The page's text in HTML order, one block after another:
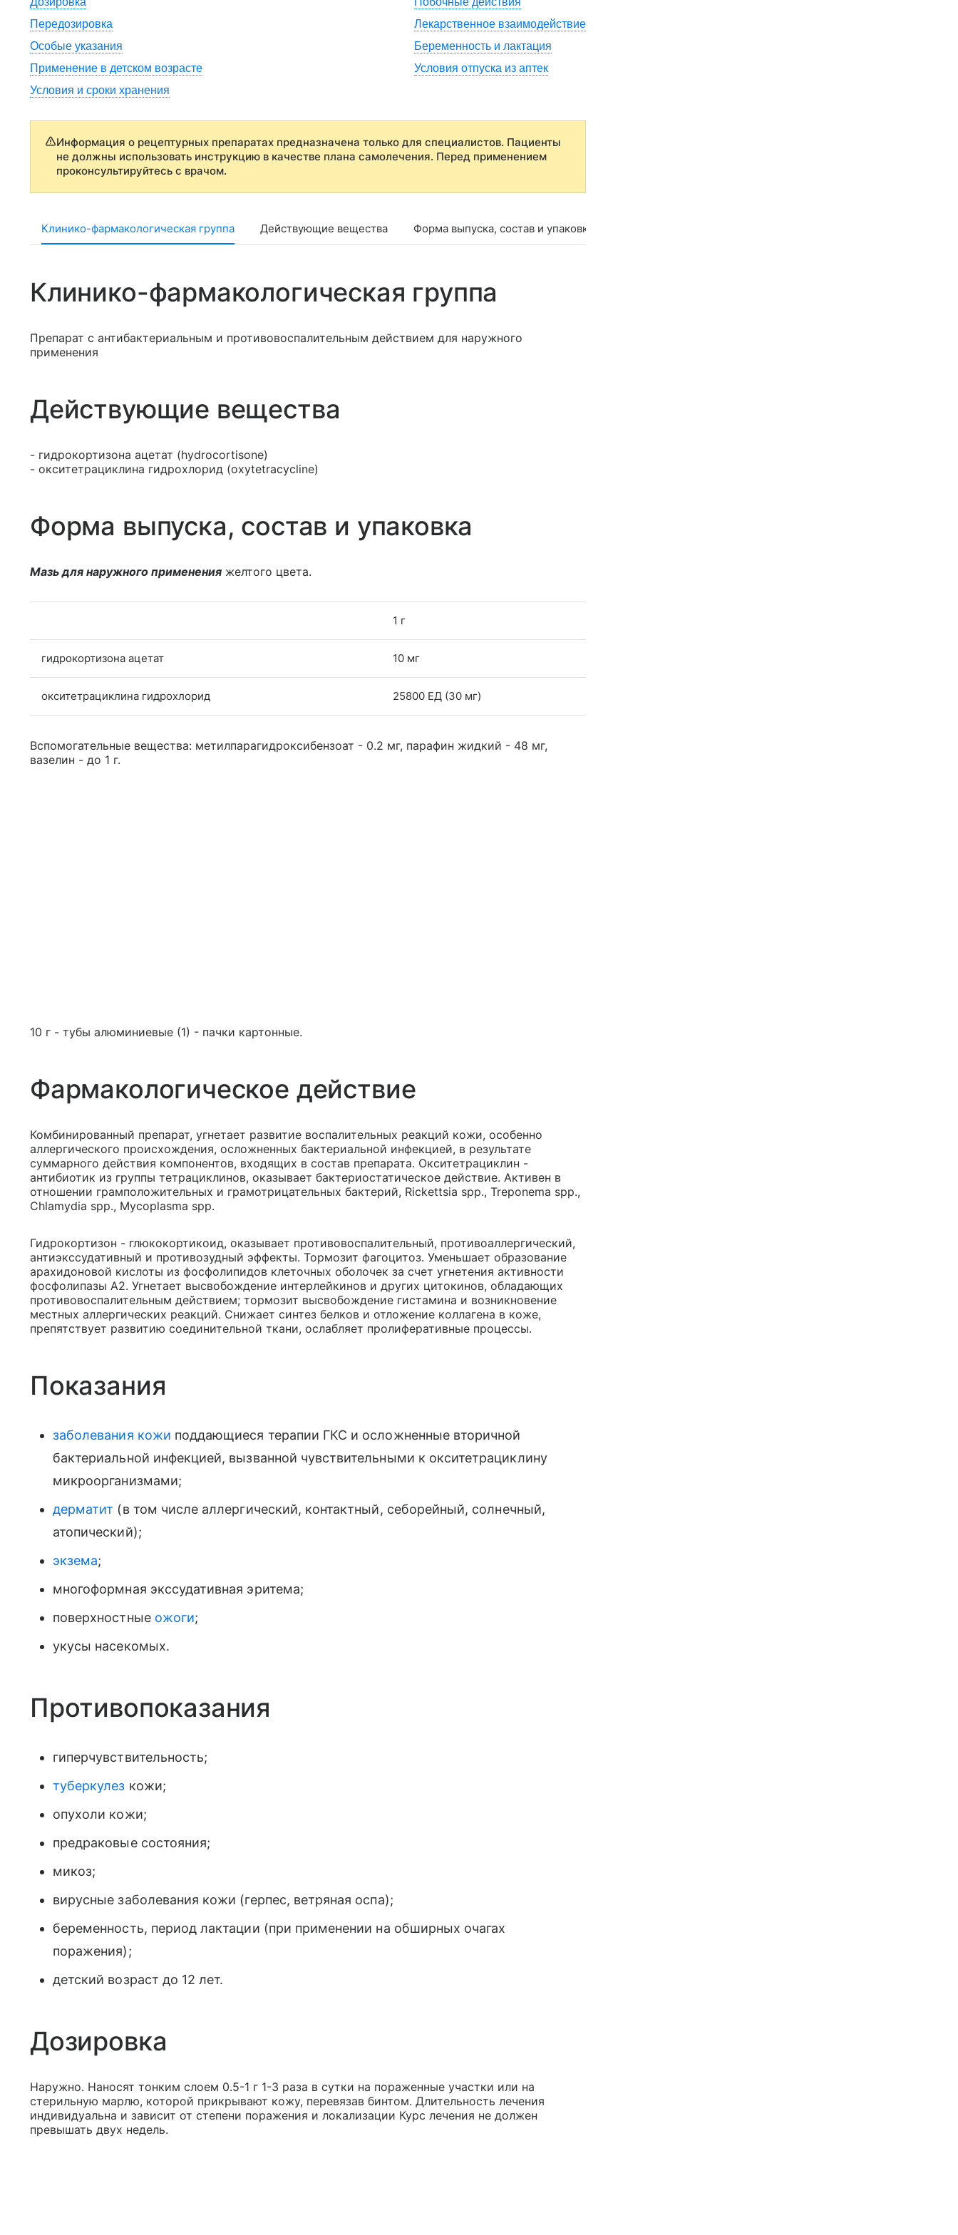
Передозировка
Лекарственное взаимодействие
Особые указания
Беременность и лактация
Применение в детском возрасте
Условия отпуска из аптек
Условия и сроки хранения
Информация о рецептурных препаратах предназначена только для специалистов. Пациенты
не должны использовать инструкцию в качестве плана самолечения. Перед применением
проконсультируйтесь с врачом.
Клинико-фармакологическая группа Действующие вещества Форма выпуска, состав и упаковка
Клинико-фармакологическая группа
Препарат с антибактериальным и противовоспалительным действием для наружного
применения
Действующие вещества
- гидрокортизона ацетат (hydrocortisone)
- окситетрациклина гидрохлорид (oxytetracycline)
Форма выпуска, состав и упаковка
Мазь для наружного применения желтого цвета.
1 г
гидрокортизона ацетат 10 мг
окситетрациклина гидрохлорид 25800 ЕД (30 мг)
Вспомогательные вещества: метилпарагидроксибензоат - 0.2 мг, парафин жидкий - 48 мг,
вазелин - до 1 г.
10 г - тубы алюминиевые (1) - пачки картонные.
Фармакологическое действие
Комбинированный препарат, угнетает развитие воспалительных реакций кожи, особенно
аллергического происхождения, осложненных бактериальной инфекцией, в результате
суммарного действия компонентов, входящих в состав препарата. Окситетрациклин -
антибиотик из группы тетрациклинов, оказывает бактериостатическое действие. Активен в
отношении грамположительных и грамотрицательных бактерий, Rickettsia spp., Treponema spp.,
Chlamydia spp., Mycoplasma spp.
Гидрокортизон - глюкокортикоид, оказывает противовоспалительный, противоаллергический,
антиэкссудативный и противозудный эффекты. Тормозит фагоцитоз. Уменьшает образование
арахидоновой кислоты из фосфолипидов клеточных оболочек за счет угнетения активности
фосфолипазы А2. Угнетает высвобождение интерлейкинов и других цитокинов, обладающих
противовоспалительным действием; тормозит высвобождение гистамина и возникновение
местных аллергических реакций. Снижает синтез белков и отложение коллагена в коже,
препятствует развитию соединительной ткани, ослабляет пролиферативные процессы.
Показания
заболевания кожи поддающиеся терапии ГКС и осложненные вторичной
бактериальной инфекцией, вызванной чувствительными к окситетрациклину
микроорганизмами;
дерматит (в том числе аллергический, контактный, себорейный, солнечный,
атопический);
экзема;
многоформная экссудативная эритема;
поверхностные ожоги;
укусы насекомых.
Противопоказания
гиперчувствительность;
туберкулез кожи;
опухоли кожи;
предраковые состояния;
микоз;
вирусные заболевания кожи (герпес, ветряная оспа);
беременность, период лактации (при применении на обширных очагах
поражения);
детский возраст до 12 лет.
Дозировка
Наружно. Наносят тонким слоем 0.5-1 г 1-3 раза в сутки на пораженные участки или на
стерильную марлю, которой прикрывают кожу, перевязав бинтом. Длительность лечения
индивидуальна и зависит от степени поражения и локализации Курс лечения не должен
превышать двух недель.